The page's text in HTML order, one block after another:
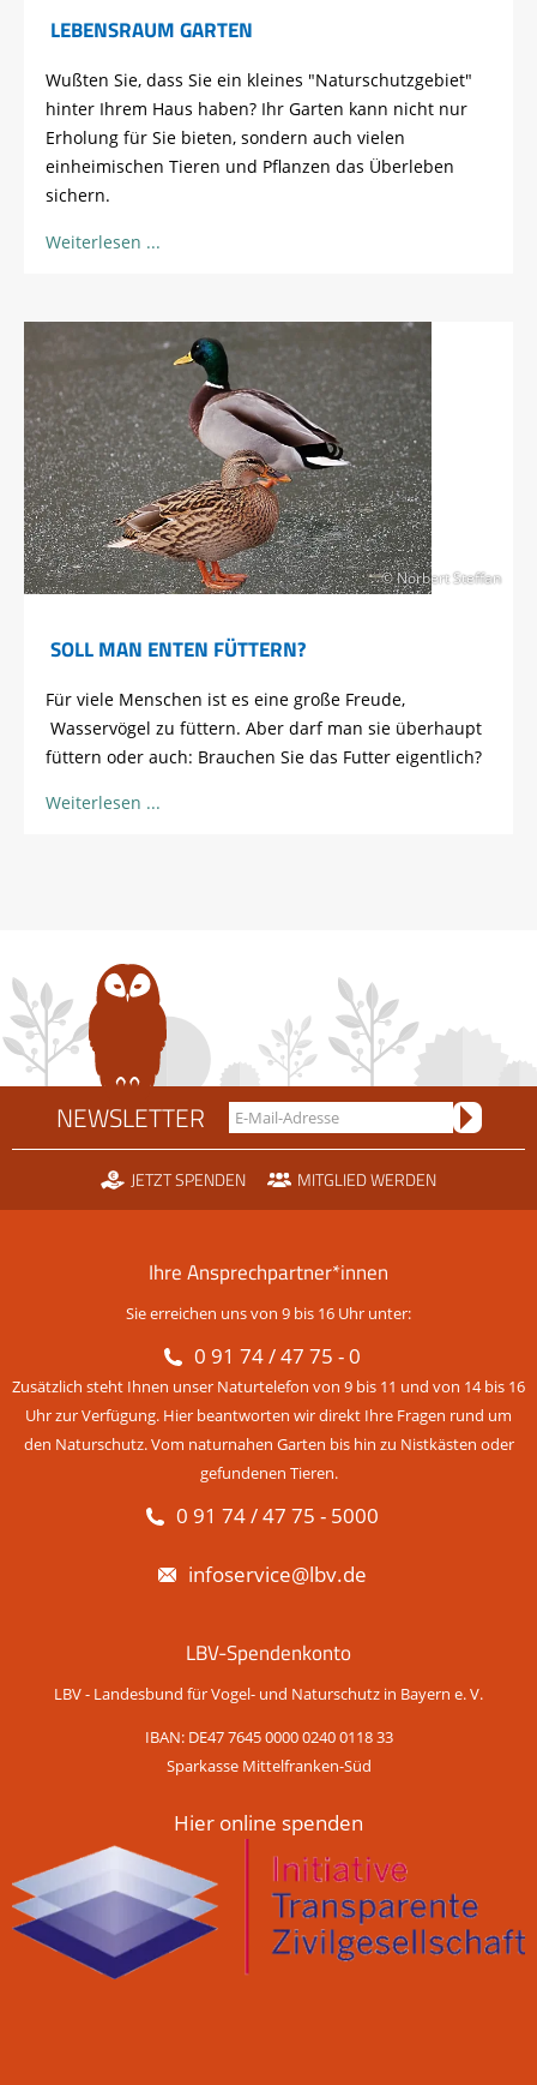
LEBENSRAUM GARTEN
Wußten Sie, dass Sie ein kleines "Naturschutzgebiet"
hinter Ihrem Haus haben? Ihr Garten kann nicht nur
Erholung für Sie bieten, sondern auch vielen
einheimischen Tieren und Pflanzen das Überleben
sichern.
Weiterlesen
© Norbert Steffan
SOLL MAN ENTEN FÜTTERN?
Für viele Menschen ist es eine große Freude,
Wasservögel zu füttern. Aber darf man sie überhaupt
füttern oder auch: Brauchen Sie das Futter eigentlich?
Weiterlesen
NEWSLETTER
JETZT SPENDEN MITGLIED WERDEN
Ihre Ansprechpartner*innen
Sie erreichen uns von 9 bis 16 Uhr unter:
0 91 74 / 47 75 - 0
Zusätzlich steht Ihnen unser Naturtelefon von 9 bis 11 und von 14 bis 16
Uhr zur Verfügung. Hier beantworten wir direkt Ihre Fragen rund um
den Naturschutz. Vom naturnahen Garten bis hin zu Nistkästen oder
gefundenen Tieren.
0 91 74 / 47 75 - 5000
infoservice@lbv.de
LBV-Spendenkonto
LBV - Landesbund für Vogel- und Naturschutz in Bayern e. V.
IBAN: DE47 7645 0000 0240 0118 33
Sparkasse Mittelfranken-Süd
Hier online spenden